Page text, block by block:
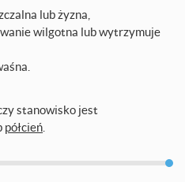
lub żyzna,
wilgotna lub wytrzymuje
stanowisko jest
półcień